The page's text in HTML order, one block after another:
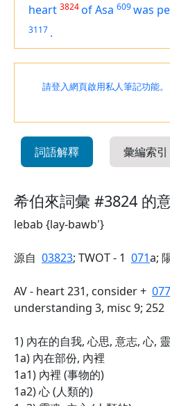
heart 3824of Asa 609was
3117 .
請登入網頁啟用私人筆記功能。
詞語解釋 彙編索引
希伯來詞彙 #3824 的
lebab {lay-bawb'}
源自 03823; TWOT - 1 071a;
AV - heart 231, consider +
understanding 3, misc 9; 252
1) 內在的自我, 心思, 意志, 心,
1a) 內在部份, 內裡
1a1) 內裡 (事物的)
1a2) 心 (人類的)